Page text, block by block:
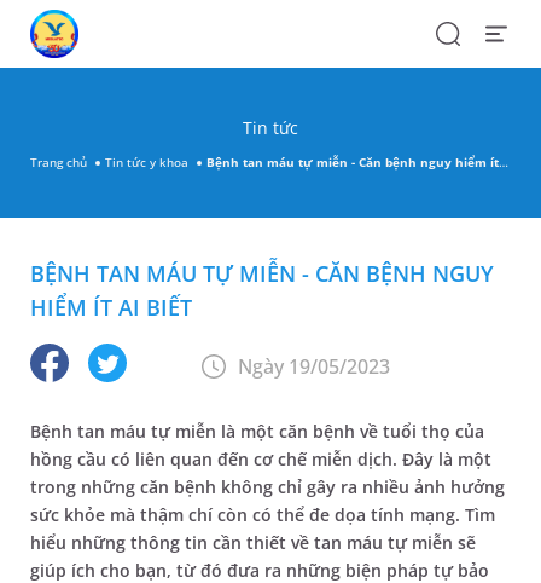
SearchOpen
Tin tức
Trang chủ Tin tức y khoa Bệnh tan máu tự miễn - Căn bệnh nguy hiểm ít ai biết
BỆNH TAN MÁU TỰ MIỄN - CĂN BỆNH NGUY
HIỂM ÍT AI BIẾT
Ngày 19/05/2023
Bệnh tan máu tự miễn là một căn bệnh về tuổi thọ của
hồng cầu có liên quan đến cơ chế miễn dịch. Đây là một
trong những căn bệnh không chỉ gây ra nhiều ảnh hưởng
sức khỏe mà thậm chí còn có thể đe dọa tính mạng. Tìm
hiểu những thông tin cần thiết về tan máu tự miễn sẽ
giúp ích cho bạn, từ đó đưa ra những biện pháp tự bảo